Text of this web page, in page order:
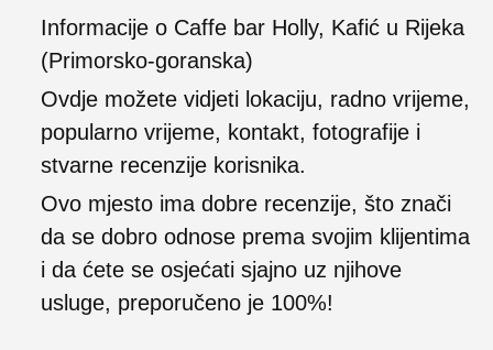
Informacije o Caffe bar Holly, Kafić u Rijeka
(Primorsko-goranska)
Ovdje možete vidjeti lokaciju, radno vrijeme,
popularno vrijeme, kontakt, fotografije i
stvarne recenzije korisnika.
Ovo mjesto ima dobre recenzije, što znači
da se dobro odnose prema svojim klijentima
i da ćete se osjećati sjajno uz njihove
usluge, preporučeno je 100%!